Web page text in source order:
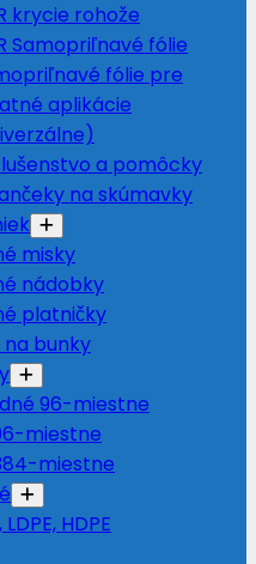
krycie rohože
Samopriľnavé fólie
fólie pre
aplikácie
a pomôcky
na skúmavky
misky
nádobky
platničky
bunky
96-miestne
miestne
miestne
HDPE